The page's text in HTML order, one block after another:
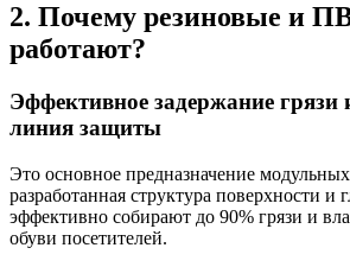
2. Почему резиновые и
работают?
Эффективное задержание грязи
линия защиты
Это основное предназначение
разработанная структура поверхности и
эффективно собирают до 90% грязи и
обуви посетителей.